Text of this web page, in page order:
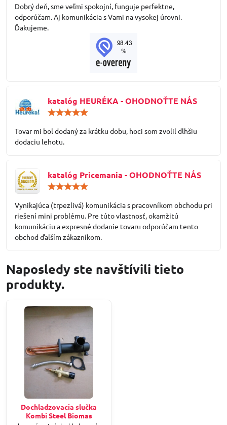
5
Dobrý deň, sme veľmi spokojní, funguje perfektne,
odporúčam. Aj komunikácia s Vami na vysokej úrovni.
Ďakujeme.
katalóg HEURÉKA - OHODNOŤTE NÁS
5
Tovar mi bol dodaný za krátku dobu, hoci som zvolil dlhšiu
dodaciu lehotu.
katalóg Pricemania - OHODNOŤTE NÁS
5
Vynikajúca (trpezlivá) komunikácia s pracovníkom obchodu pri
riešení mini problému. Pre túto vlastnosť, okamžitú
komunikáciu a expresné dodanie tovaru odporúčam tento
obchod ďalším zákazníkom.
Naposledy ste navštívili tieto
produkty.
Dochladzovacia slučka
Kombi Steel Biomas